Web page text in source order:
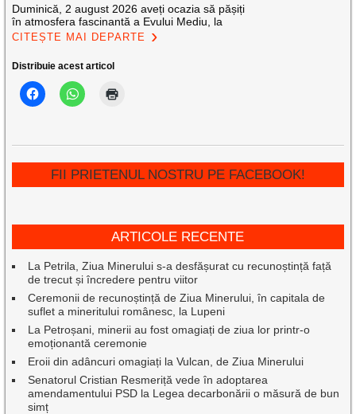
Duminică, 2 august 2026 aveți ocazia să pășiți
în atmosfera fascinantă a Evului Mediu, la
CITEȘTE MAI DEPARTE
Distribuie acest articol
FII PRIETENUL NOSTRU PE FACEBOOK!
ARTICOLE RECENTE
La Petrila, Ziua Minerului s-a desfășurat cu recunoștință față
de trecut și încredere pentru viitor
Ceremonii de recunoștință de Ziua Minerului, în capitala de
suflet a mineritului românesc, la Lupeni
La Petroșani, minerii au fost omagiați de ziua lor printr-o
emoționantă ceremonie
Eroii din adâncuri omagiați la Vulcan, de Ziua Minerului
Senatorul Cristian Resmeriță vede în adoptarea
amendamentului PSD la Legea decarbonării o măsură de bun
simț